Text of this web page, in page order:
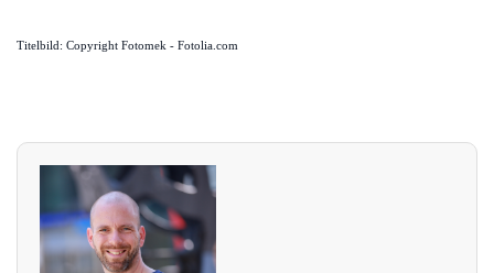
Titelbild: Copyright Fotomek - Fotolia.com